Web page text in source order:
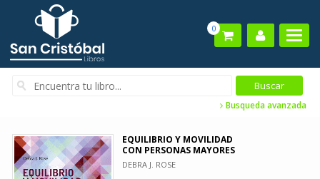
0
Busqueda avanzada
EQUILIBRIO Y MOVILIDAD
CON PERSONAS MAYORES
DEBRA J. ROSE